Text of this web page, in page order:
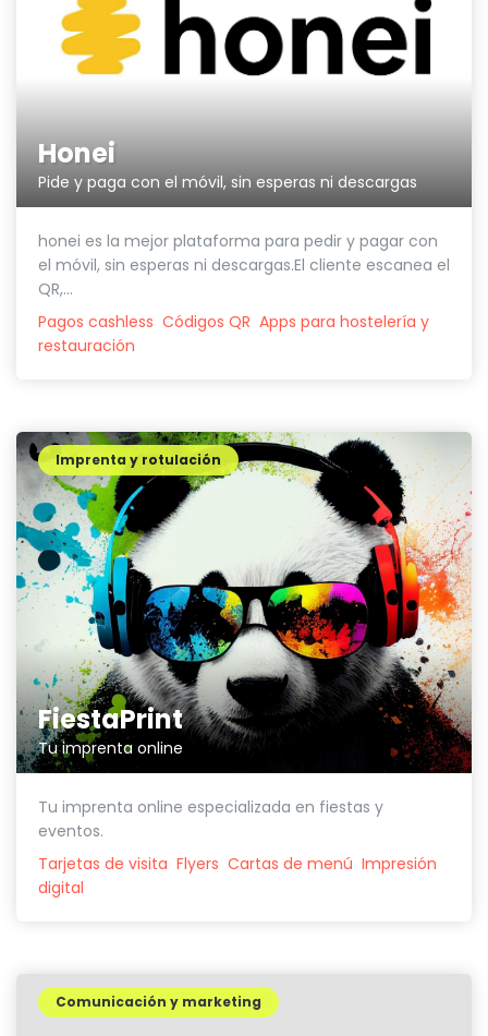
Honei
Pide y paga con el móvil, sin esperas ni descargas
honei es la mejor plataforma para pedir y pagar con
el móvil, sin esperas ni descargas.El cliente escanea el
QR,...
Pagos cashless Códigos QR Apps para hostelería y
restauración
FiestaPrint
Tu imprenta online
Imprenta y rotulación
Tu imprenta online especializada en fiestas y
eventos.
Tarjetas de visita Flyers Cartas de menú Impresión
digital
Comunicación y marketing